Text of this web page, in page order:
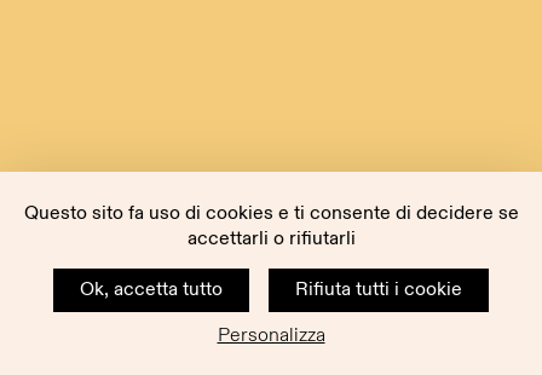
Questo sito fa uso di cookies e ti consente di decidere se
accettarli o rifiutarli
Ok, accetta tutto
Rifiuta tutti i cookie
Personalizza